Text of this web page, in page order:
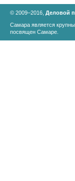
© 2009–2016, Деловой
Самара является
посвящен Самаре.